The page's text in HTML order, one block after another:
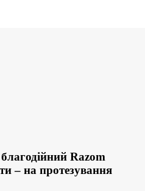
Razom
– на протезування